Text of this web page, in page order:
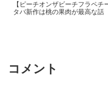
【ピーチオンザビーチフラペチ
タバ新作は桃の果肉が最高な話
コメント